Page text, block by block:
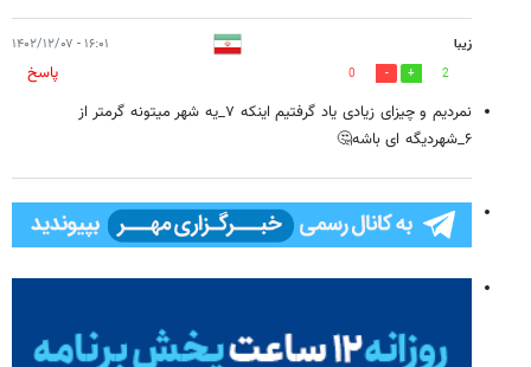
زیبا ۱۶:۰۱ - ۱۴۰۲/۱۲/۰۷
2
0
پاسخ
نمردیم و چیزای زیادی یاد گرفتیم اینکه ۷_یه شهر میتونه گرمتر از
۶_شهردیگه ای باشه🤔